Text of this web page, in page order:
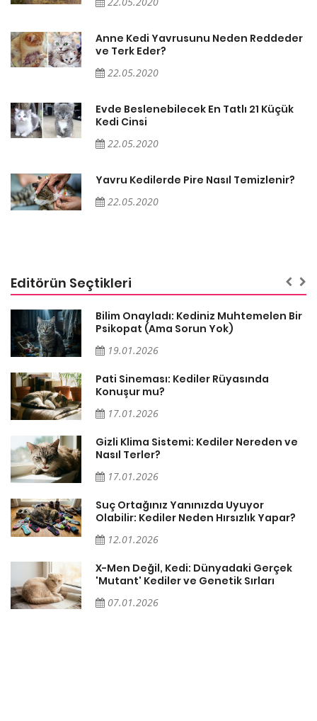
Anne Kedi Yavrusunu Neden Reddeder
ve Terk Eder?
22.05.2020
Evde Beslenebilecek En Tatlı 21 Küçük
Kedi Cinsi
22.05.2020
Yavru Kedilerde Pire Nasıl Temizlenir?
22.05.2020
Editörün Seçtikleri
Bilim Onayladı: Kediniz Muhtemelen Bir
Psikopat (Ama Sorun Yok)
19.01.2026
Pati Sineması: Kediler Rüyasında
Konuşur mu?
17.01.2026
Gizli Klima Sistemi: Kediler Nereden ve
Nasıl Terler?
17.01.2026
Suç Ortağınız Yanınızda Uyuyor
Olabilir: Kediler Neden Hırsızlık Yapar?
12.01.2026
X-Men Değil, Kedi: Dünyadaki Gerçek
'Mutant' Kediler ve Genetik Sırları
07.01.2026